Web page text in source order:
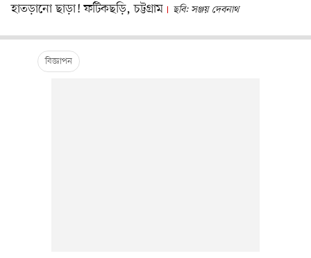
হাতড়ানো ছাড়া! ফটিকছড়ি, চট্টগ্রাম
ছবি: সঞ্জয় দেবনাথ